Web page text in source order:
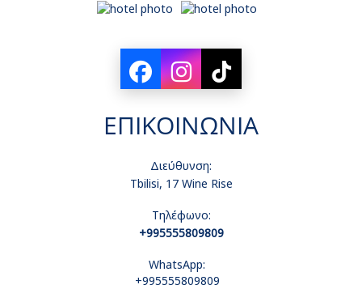
ΕΠΙΚΟΙΝΩΝΙΑ
Διεύθυνση:
Tbilisi, 17 Wine Rise
Τηλέφωνο:
+995555809809
WhatsApp:
+995555809809